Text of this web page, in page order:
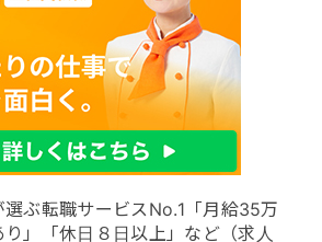
ぶ転職サービスNo.1「月給35万
」「休日８日以上」など（求人